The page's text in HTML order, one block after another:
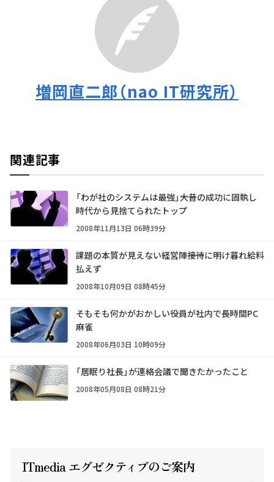
増岡直二郎（nao IT研究所）
関連記事
「わが社のシステムは最強」――大昔の成功に固執し
時代から見捨てられたトップ
2008年11月13日 06時39分
課題の本質が見えない経営陣――接待に明け暮れ給料
払えず
2008年10月09日 08時45分
そもそも何かがおかしい――役員が社内で長時間PC
麻雀
2008年06月03日 10時09分
「居眠り社長」が連絡会議で聞きたかったこと
2008年05月08日 08時21分
ITmedia エグゼクティ ブのご案内